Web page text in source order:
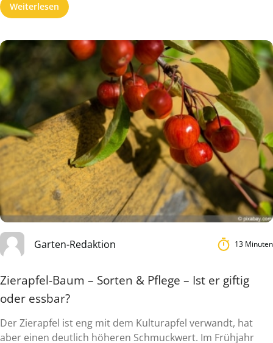
Weiterlesen
Garten-Redaktion 13 Minuten
Zierapfel-Baum – Sorten & Pflege – Ist er giftig
oder essbar?
Der Zierapfel ist eng mit dem Kulturapfel verwandt, hat
aber einen deutlich höheren Schmuckwert. Im Frühjahr